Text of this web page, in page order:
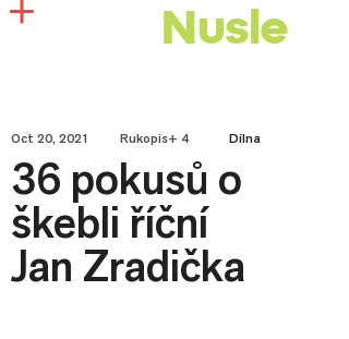
Nusle
Oct 20, 2021 Rukopis+ 4 Dílna
36 pokusů o
škebli říční
Jan Zradička